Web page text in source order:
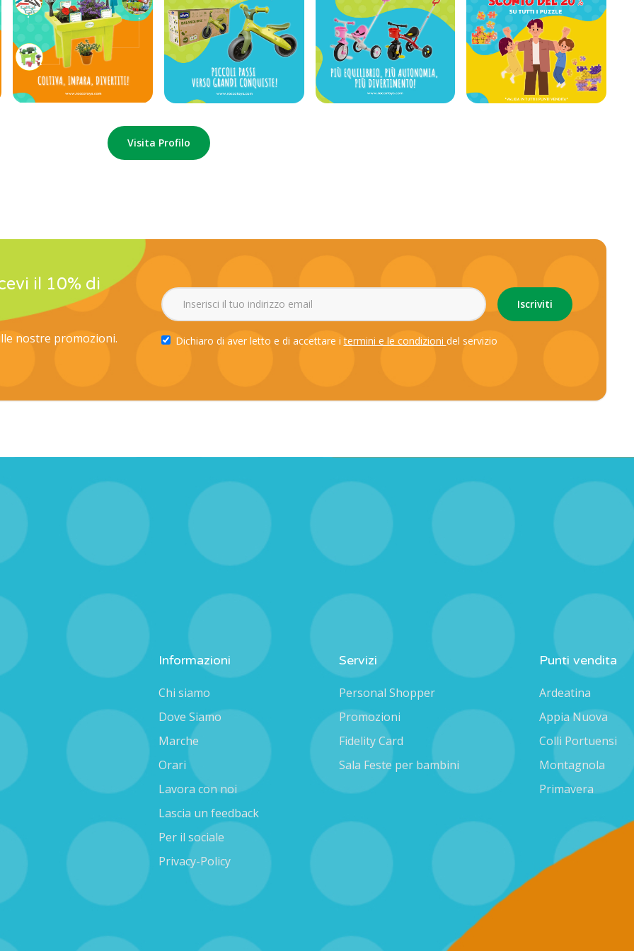
Visita Profilo
il 10% di
nostre promozioni. Dichiaro di aver letto e di accettare itermini e le condizioni del servizio
Informazioni
Chi siamo
Dove Siamo
Marche
Orari
Lavora con noi
Lascia un feedback
Per il sociale
Privacy-Policy
Servizi
Personal Shopper
Promozioni
Fidelity Card
Sala Feste per bambini
Punti vendita
Ardeatina
Appia Nuova
Colli Portuensi
Montagnola
Primavera